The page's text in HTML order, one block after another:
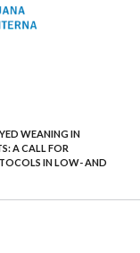
WEANING IN
A CALL FOR
IN LOW- AND